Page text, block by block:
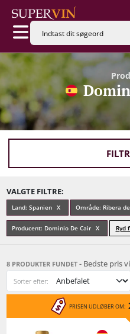
VALGTE FILTRE:
Land: Spanien Område: Ribera
Producent: Dominio De Cair Ryd
8 PRODUKTER FUNDET - Bedste pris
Sorter efter:
PRISEN UDLØBER OM: